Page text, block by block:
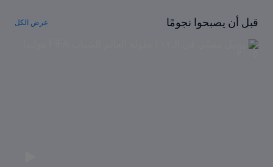
قبل أن يصبحوا نجومًا عرض الكل